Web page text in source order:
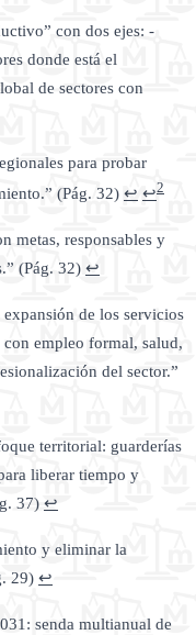
con dos ejes: -
donde está el
de sectores con
para probar
(Pág. 32) ↩ ↩2
metas, responsables y
(Pág. 32) ↩
de los servicios
empleo formal, salud,
del sector.”
territorial: guarderías
liberar tiempo y
37) ↩
y eliminar la
29) ↩
senda multianual de